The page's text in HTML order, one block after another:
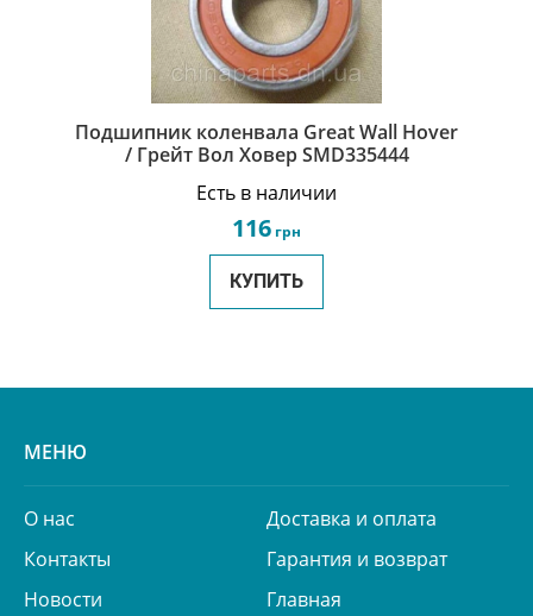
Подшипник коленвала Great Wall Hover
/ Грейт Вол Ховер SMD335444
Есть в наличии
116 грн
КУПИТЬ
МЕНЮ
О нас
Доставка и оплата
Контакты
Гарантия и возврат
Новости
Главная